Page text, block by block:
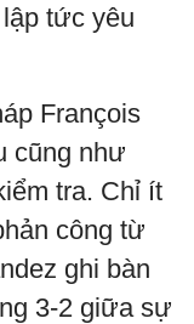
tức yêu
François
cũng như
tra. Chỉ ít
công từ
ghi bàn
3-2 giữa sự